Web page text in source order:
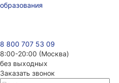
образования
8 800 707 53 09
8:00-20:00 (Москва)
без выходных
Заказать звонок